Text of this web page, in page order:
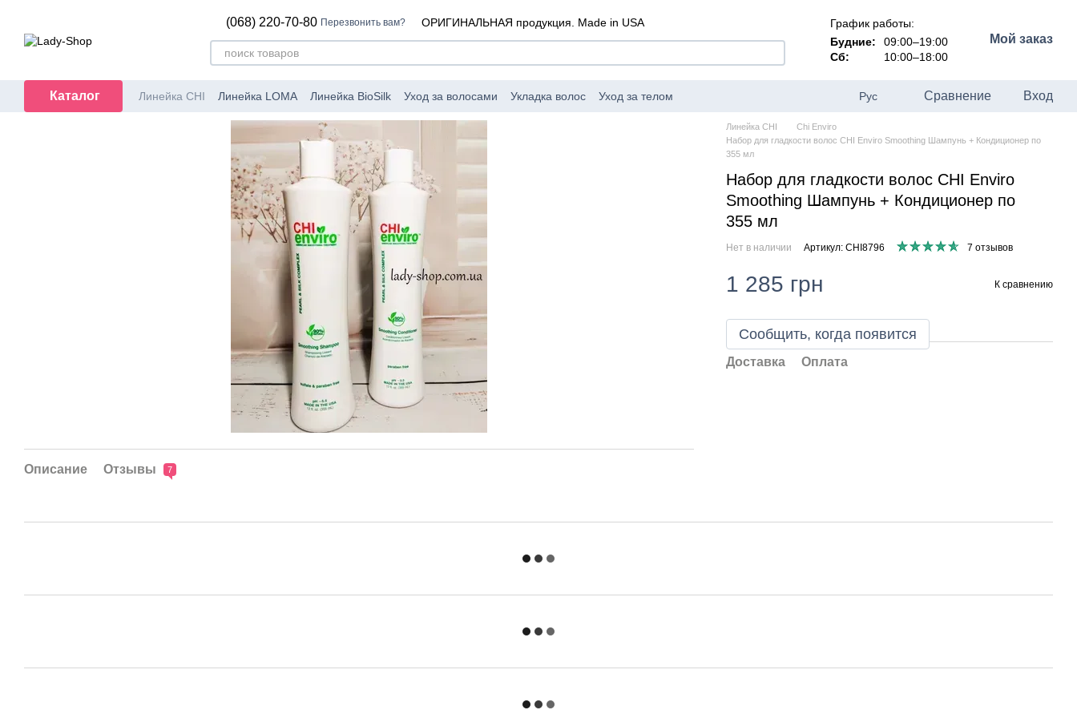
(068) 220-70-80 Перезвонить вам? ОРИГИНАЛЬНАЯ продукция. Made in USA
График работы:
Будние:
09:00–19:00
Сб:
10:00–18:00
Мой заказ
Каталог Линейка CHI Линейка LOMA Линейка BioSilk Уход за волосами Укладка волос
Уход за телом
Рус Сравнение Вход
Описание Отзывы 7
Линейка CHI
Chi Enviro
Набор для гладкости волос CHI Enviro Smoothing Шампунь + Кондиционер по
355 мл
Набор для гладкости волос CHI Enviro
Smoothing Шампунь + Кондиционер по
355 мл
Нет в наличии Артикул: CHI8796 7 отзывов
1 285 грн К сравнению
Сообщить, когда появится
Доставка Оплата